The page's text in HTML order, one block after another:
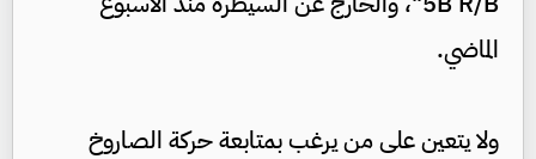
الماضي.
ولا يتعين على من يرغب بمتابعة حركة الصاروخ